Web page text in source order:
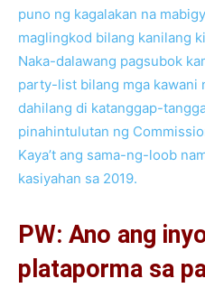
puno ng kagalakan na
maglingkod bilang kanilang
Naka-dalawang pagsubok
party-list bilang mga kawani
dahilang di katanggap-
pinahintulutan ng
Kaya’t ang sama-ng-loob
kasiyahan sa 2019.
PW: Ano ang
plataporma sa